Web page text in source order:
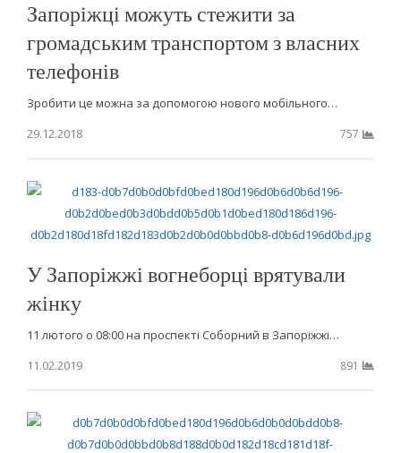
Запоріжці можуть стежити за
громадським транспортом з власних
телефонів
Зробити це можна за допомогою нового мобільного…
29.12.2018
757
У Запоріжжі вогнеборці врятували
жінку
11 лютого о 08:00 на проспекті Соборний в Запоріжжі…
11.02.2019
891